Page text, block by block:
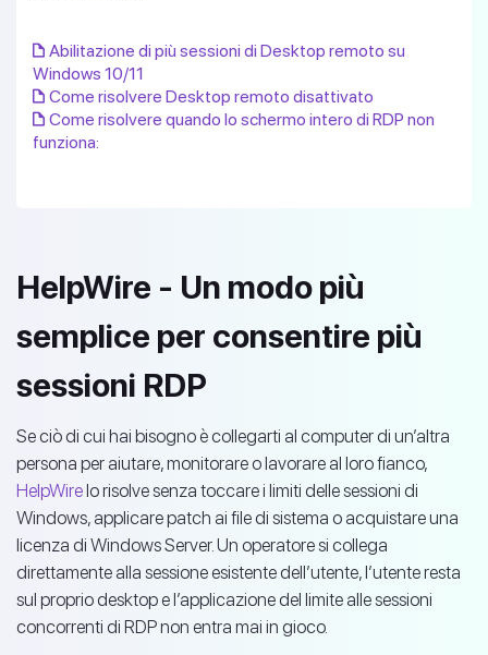
Abilitazione di più sessioni di Desktop remoto su
Windows 10/11
Come risolvere Desktop remoto disattivato
Come risolvere quando lo schermo intero di RDP non
funziona:
HelpWire - Un modo più
semplice per consentire più
sessioni RDP
Se ciò di cui hai bisogno è collegarti al computer di un’altra
persona per aiutare, monitorare o lavorare al loro fianco,
HelpWirelo risolve senza toccare i limiti delle sessioni di
Windows, applicare patch ai file di sistema o acquistare una
licenza di Windows Server. Un operatore si collega
direttamente alla sessione esistente dell’utente, l’utente resta
sul proprio desktop e l’applicazione del limite alle sessioni
concorrenti di RDP non entra mai in gioco.